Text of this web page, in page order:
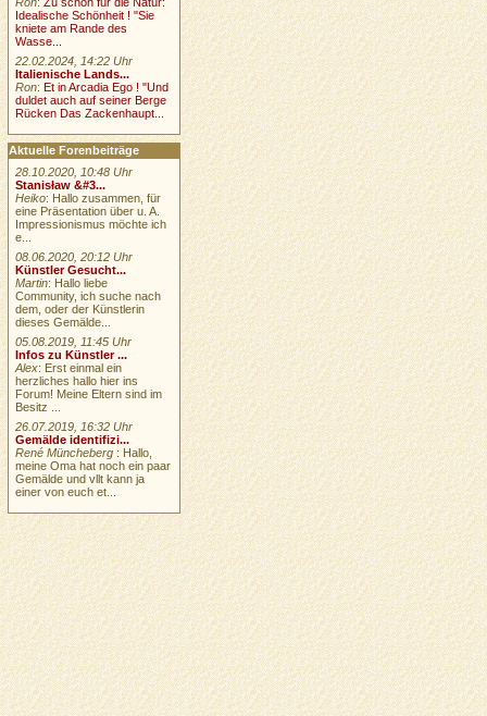
Idealische Schönheit ! "Sie
kniete am Rande des
Wasse...
22.02.2024, 14:22 Uhr
Italienische Lands...
Ron:Et in Arcadia Ego ! "Und
duldet auch auf seiner Berge
Rücken Das Zackenhaupt...
Aktuelle Forenbeiträge
28.10.2020, 10:48 Uhr
Stanisław &#3...
Heiko: Hallo zusammen, für
eine Präsentation über u. A.
Impressionismus möchte ich
e...
08.06.2020, 20:12 Uhr
Künstler Gesucht...
Martin: Hallo liebe
Community, ich suche nach
dem, oder der Künstlerin
dieses Gemälde...
05.08.2019, 11:45 Uhr
Infos zu Künstler ...
Alex: Erst einmal ein
herzliches hallo hier ins
Forum! Meine Eltern sind im
Besitz ...
26.07.2019, 16:32 Uhr
Gemälde identifizi...
René Müncheberg : Hallo,
meine Oma hat noch ein paar
Gemälde und vllt kann ja
einer von euch et...